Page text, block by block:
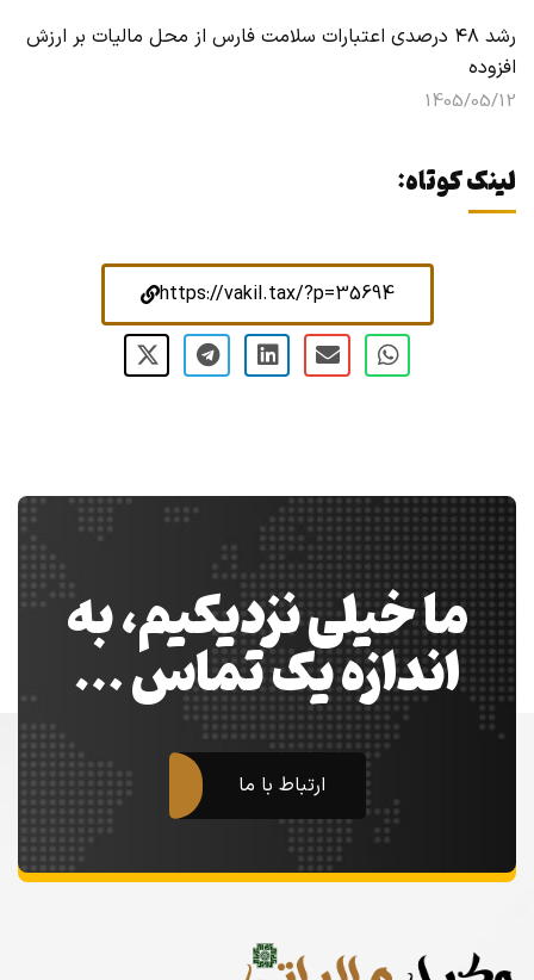
رشد ۴۸ درصدی اعتبارات سلامت فارس از محل مالیات بر ارزش
افزوده
1405/05/12
لینک کوتاه:
https://vakil.tax/?p=35694
ما خیلی نزدیکیم، به
اندازه یک تماس …
ارتباط با ما